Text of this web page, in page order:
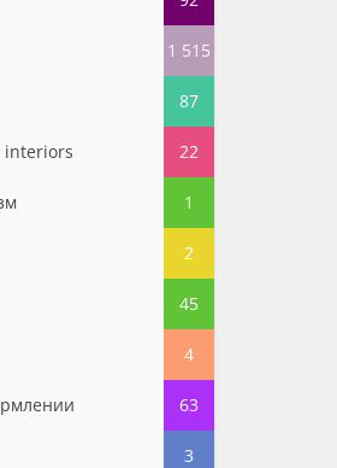
1 515
87
interiors 22
1
2
45
4
63
3